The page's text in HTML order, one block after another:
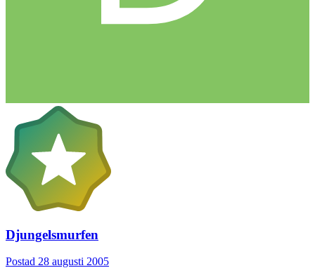
Djungelsmurfen
Postad 28 augusti 2005